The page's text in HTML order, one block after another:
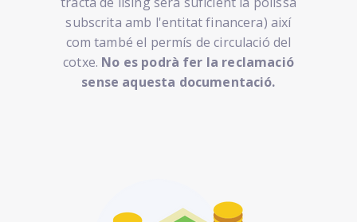
subscrita amb l'entitat financera) així
com també el permís de circulació del
cotxe. No es podrà fer la reclamació
sense aquesta documentació.